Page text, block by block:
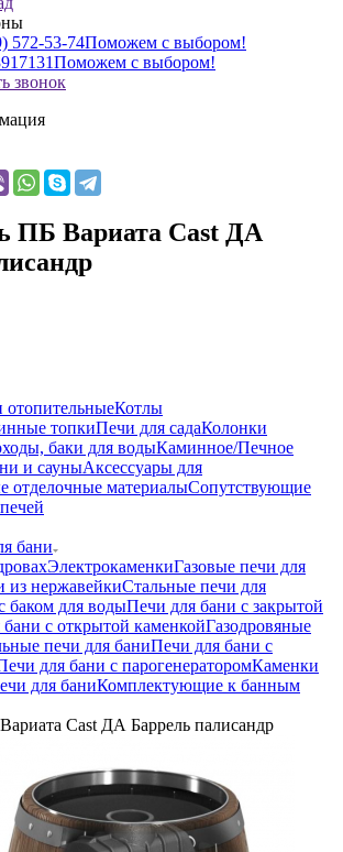
572-53-74Поможем с выбором!
Поможем с выбором!
звонок
ПБ Вариата Cast ДА
отопительныеКотлы
топкиПечи для садаКолонки
баки для водыКаминное/Печное
и сауныАксессуары для
отделочные материалыСопутствующие
бани
ЭлектрокаменкиГазовые печи для
из нержавейкиСтальные печи для
баком для водыПечи для бани с закрытой
с открытой каменкойГазодровяные
печи для баниПечи для бани с
для бани с парогенераторомКаменки
для баниКомплектующие к банным
Cast ДА Баррель палисандр